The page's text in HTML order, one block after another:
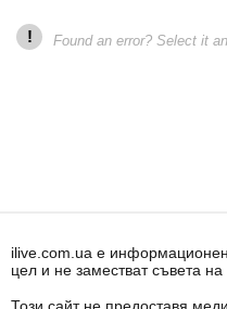
! Found an error? Select it
ilive.com.ua е
цел и не заместват съвета